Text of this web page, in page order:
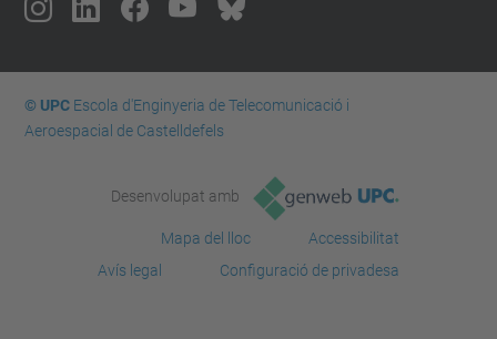
© UPCEscola d'Enginyeria de Telecomunicació i
Aeroespacial de Castelldefels
Desenvolupat amb
Mapa del lloc
Accessibilitat
Avís legal
Configuració de privadesa